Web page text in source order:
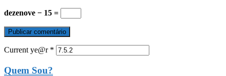
dezenove − 15 =
Current ye@r *
Quem Sou?